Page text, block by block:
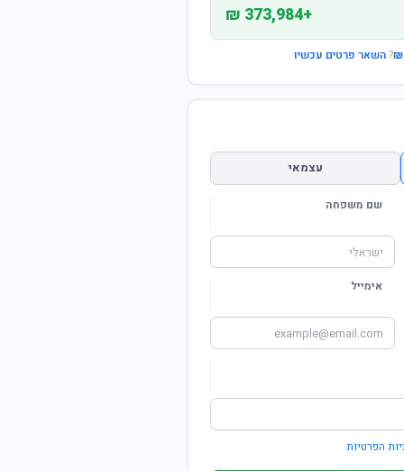
+373,984 ₪
?השאר פרטים עכשיו
עצמאי
שם משפחה
אימייל
הפרטיות